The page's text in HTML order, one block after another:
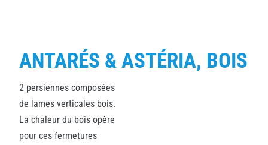
ANTARÉS & ASTÉRIA, BOIS
2 persiennes composées
de lames verticales bois.
La chaleur du bois opère
pour ces fermetures